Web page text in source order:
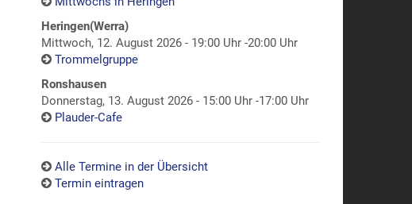
Heringen(Werra)
Mittwoch, 12. August 2026 - 19:00 Uhr -20:00 Uhr
Trommelgruppe
Ronshausen
Donnerstag, 13. August 2026 - 15:00 Uhr -17:00 Uhr
Plauder-Cafe
Alle Termine in der Übersicht
Termin eintragen